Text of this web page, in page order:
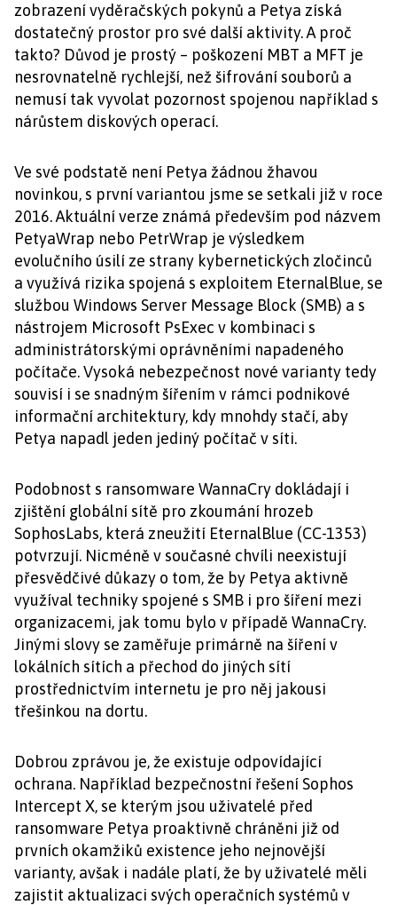
zobrazení vyděračských pokynů a Petya získá
dostatečný prostor pro své další aktivity. A proč
takto? Důvod je prostý – poškození MBT a MFT je
nesrovnatelně rychlejší, než šifrování souborů a
nemusí tak vyvolat pozornost spojenou například s
nárůstem diskových operací.
Ve své podstatě není Petya žádnou žhavou
novinkou, s první variantou jsme se setkali již v roce
2016. Aktuální verze známá především pod názvem
PetyaWrap nebo PetrWrap je výsledkem
evolučního úsilí ze strany kybernetických zločinců
a využívá rizika spojená s exploitem EternalBlue, se
službou Windows Server Message Block (SMB) a s
nástrojem Microsoft PsExec v kombinaci s
administrátorskými oprávněními napadeného
počítače. Vysoká nebezpečnost nové varianty tedy
souvisí i se snadným šířením v rámci podnikové
informační architektury, kdy mnohdy stačí, aby
Petya napadl jeden jediný počítač v síti.
Podobnost s ransomware WannaCry dokládají i
zjištění globální sítě pro zkoumání hrozeb
SophosLabs, která zneužití EternalBlue (CC-1353)
potvrzují. Nicméně v současné chvíli neexistují
přesvědčivé důkazy o tom, že by Petya aktivně
využíval techniky spojené s SMB i pro šíření mezi
organizacemi, jak tomu bylo v případě WannaCry.
Jinými slovy se zaměřuje primárně na šíření v
lokálních sítích a přechod do jiných sítí
prostřednictvím internetu je pro něj jakousi
třešinkou na dortu.
Dobrou zprávou je, že existuje odpovídající
ochrana. Například bezpečnostní řešení Sophos
Intercept X, se kterým jsou uživatelé před
ransomware Petya proaktivně chráněni již od
prvních okamžiků existence jeho nejnovější
varianty, avšak i nadále platí, že by uživatelé měli
zajistit aktualizaci svých operačních systémů v